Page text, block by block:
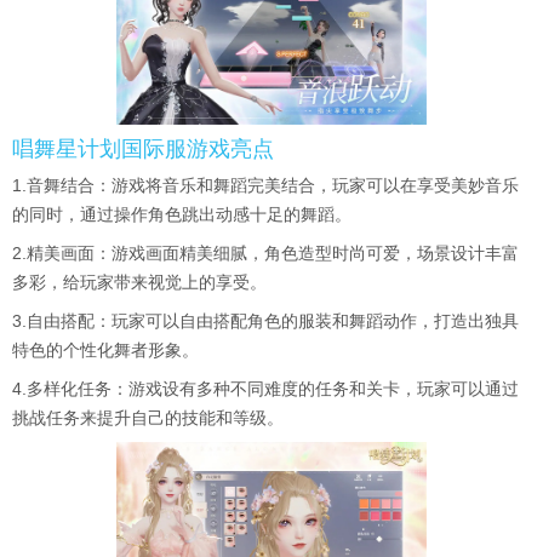
唱舞星计划国际服游戏亮点
1.音舞结合：游戏将音乐和舞蹈完美结合，玩家可以在享受美妙音乐
的同时，通过操作角色跳出动感十足的舞蹈。
2.精美画面：游戏画面精美细腻，角色造型时尚可爱，场景设计丰富
多彩，给玩家带来视觉上的享受。
3.自由搭配：玩家可以自由搭配角色的服装和舞蹈动作，打造出独具
特色的个性化舞者形象。
4.多样化任务：游戏设有多种不同难度的任务和关卡，玩家可以通过
挑战任务来提升自己的技能和等级。